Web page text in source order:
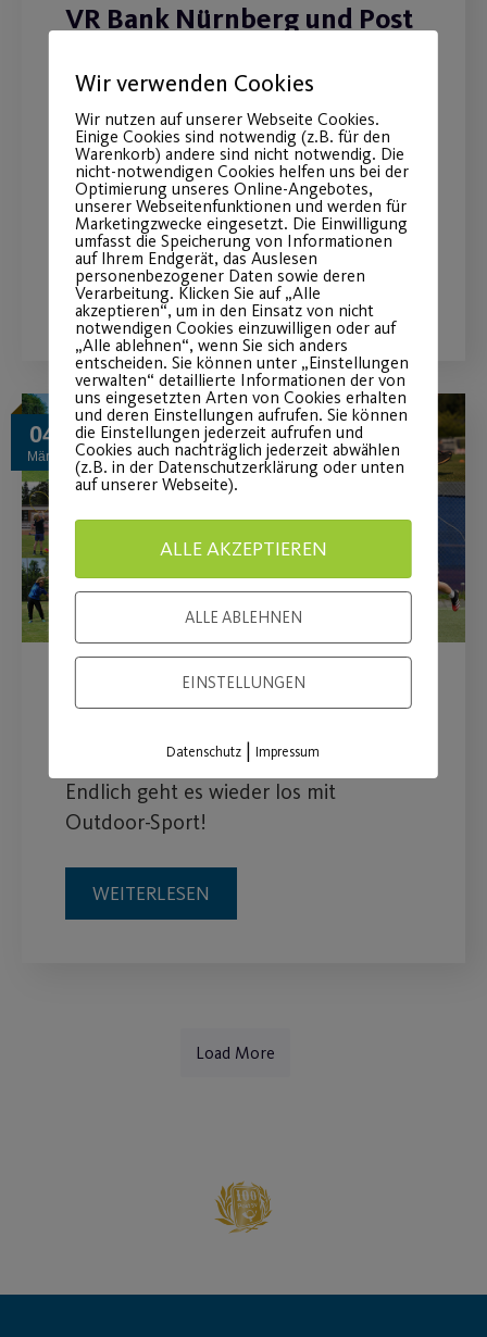
VR Bank Nürnberg und Post
Hauptsponsoring vorzeitig
bis 2024
Aktuelles Engagement wird um das
Projekt „Post SV on Ice“ erweitert.
WEITERLESEN
04
März
Wiederaufnahme des
Outdoor-Sportbetriebs
Endlich geht es wieder los mit
Outdoor-Sport!
WEITERLESEN
Load More
Wir verwenden Cookies
Wir nutzen auf unserer Webseite Cookies.
Einige Cookies sind notwendig (z.B. für den
Warenkorb) andere sind nicht notwendig. Die
nicht-notwendigen Cookies helfen uns bei der
Optimierung unseres Online-Angebotes,
unserer Webseitenfunktionen und werden für
Marketingzwecke eingesetzt. Die Einwilligung
umfasst die Speicherung von Informationen
auf Ihrem Endgerät, das Auslesen
personenbezogener Daten sowie deren
Verarbeitung. Klicken Sie auf „Alle
akzeptieren“, um in den Einsatz von nicht
notwendigen Cookies einzuwilligen oder auf
„Alle ablehnen“, wenn Sie sich anders
entscheiden. Sie können unter „Einstellungen
verwalten“ detaillierte Informationen der von
uns eingesetzten Arten von Cookies erhalten
und deren Einstellungen aufrufen. Sie können
die Einstellungen jederzeit aufrufen und
Cookies auch nachträglich jederzeit abwählen
(z.B. in der Datenschutzerklärung oder unten
auf unserer Webseite).
ALLE AKZEPTIEREN
ALLE ABLEHNEN
EINSTELLUNGEN
Datenschutz |Impressum